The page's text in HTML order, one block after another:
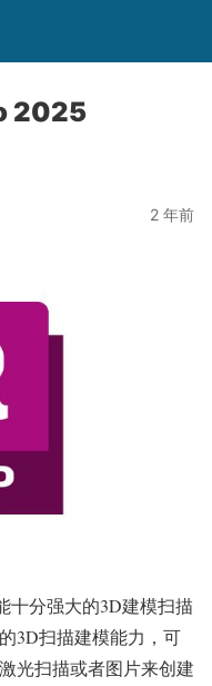
2025
2 年前
十分强大的3D建模扫描
3D扫描建模能力，可
光扫描或者图片来创建